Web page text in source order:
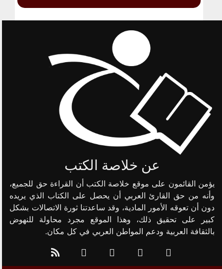
عن خلاصة الكتب
يؤمن القائمون على موقع خلاصة الكتب أن القراءة حق للجميع،
وأنه من حق القارئ العربي أن يحصل على الكتاب الذي يريده
دون أن تعوقه الأمور المادية، وقد ساعدتنا ثورة الاتصالات بشكل
كبير على تحقيق ذلك، وهذا الموقع مجرد محاولة للنهوض
بالثقافة العربية ودعم المواطن العربي في كل مكان.